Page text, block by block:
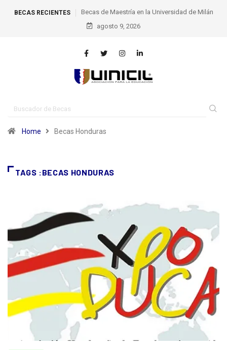
BECAS RECIENTES Becas de Maestría en la Universidad de Milán
agosto 9, 2026
Home Becas Honduras
TAGS :BECAS HONDURAS